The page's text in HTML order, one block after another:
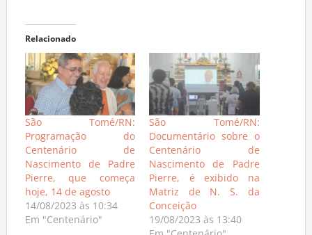
Relacionado
São Tomé/RN:
Programação do
Centenário de
Nascimento de Padre
Pierre, que começa
hoje, 14 de agosto
14/08/2023 às 10:34
Em "Centenário"
São Tomé/RN:
Documentário sobre o
Centenário de
Nascimento de Padre
Pierre, é exibido na
Matriz de N. S. da
Conceição
19/08/2023 às 13:40